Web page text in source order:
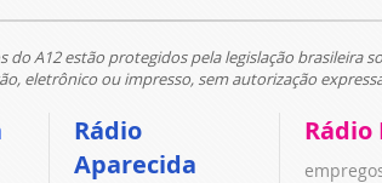
do A12 estão protegidos pela legislação brasileira
eletrônico ou impresso, sem autorização
Rádio
Aparecida
Rádio